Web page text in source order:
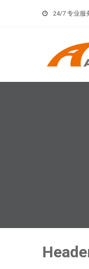
24/7 专业服